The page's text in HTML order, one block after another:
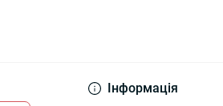
Інформація